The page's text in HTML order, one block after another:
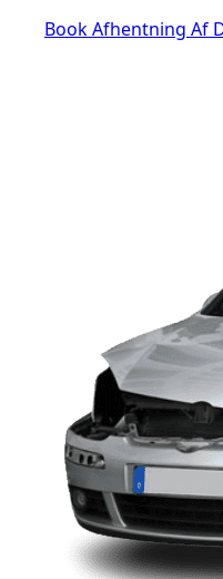
Book Afhentning Af